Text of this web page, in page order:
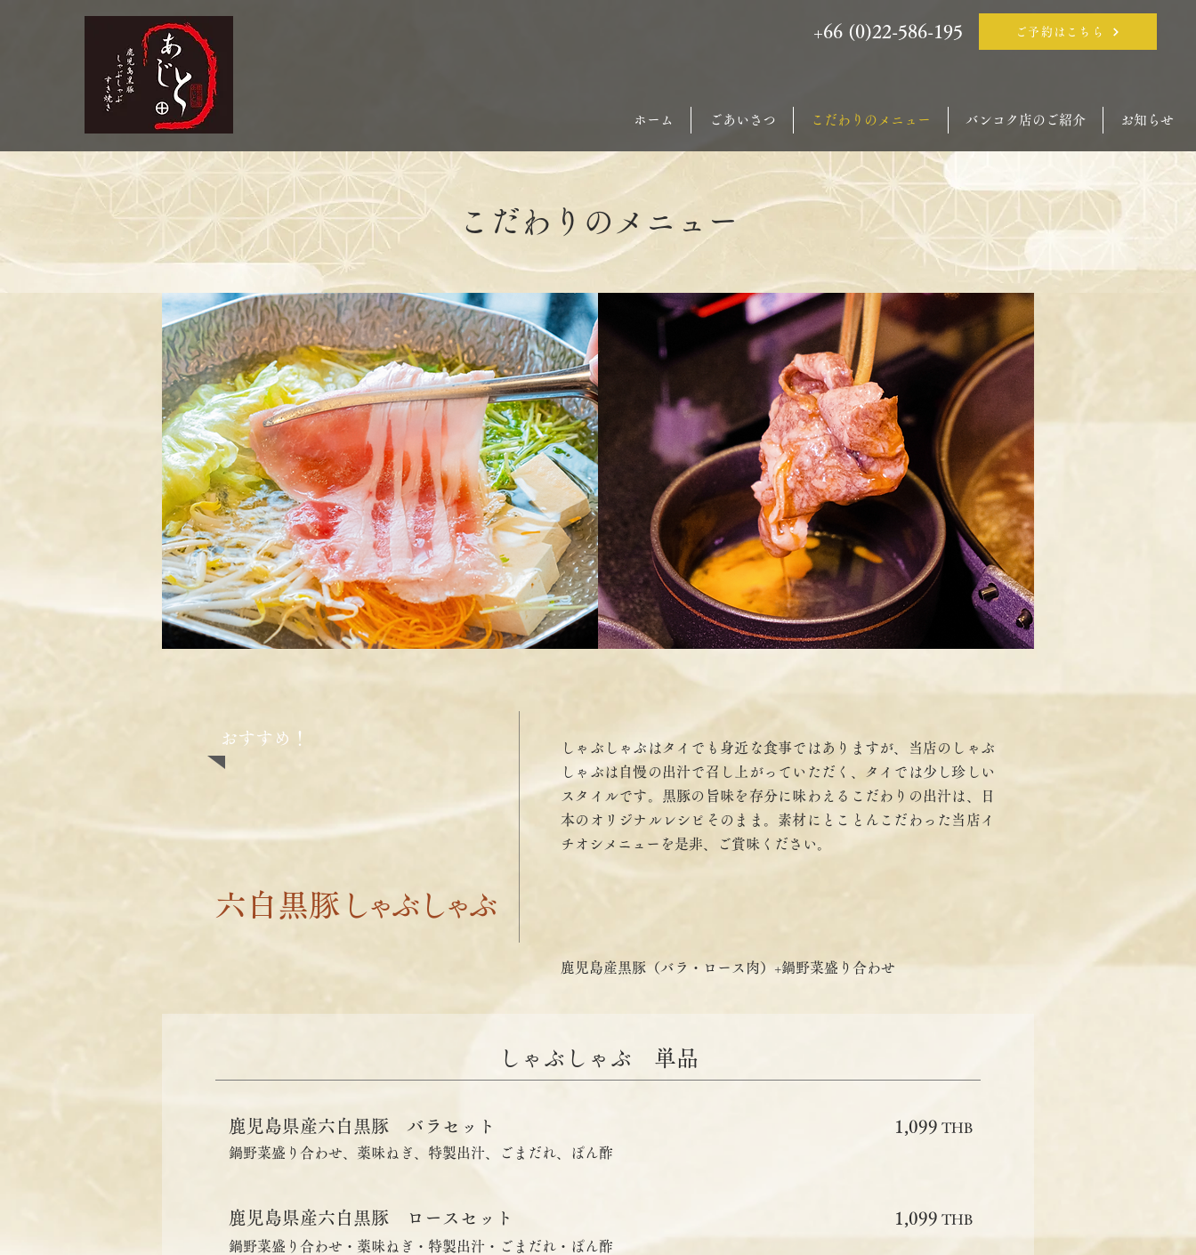
+66 (0)22-586-195 ご予約はこちら
ホーム ごあいさつ こだわりのメニュー バンコク店のご紹介 お知らせ
こだわりのメニュー
おすすめ！
六白黒豚しゃぶしゃぶ
しゃぶしゃぶはタイでも身近な食事ではありますが、当店のしゃぶ
しゃぶは自慢の出汁で召し上がっていただく、タイでは少し珍しい
スタイルです。黒豚の旨味を存分に味わえるこだわりの出汁は、日
本のオリジナルレシピそのまま。素材にとことんこだわった当店イ
チオシメニューを是非、ご賞味ください。
鹿児島産黒豚（バラ・ロース肉）+鍋野菜盛り合わせ
しゃぶしゃぶ 単品
鹿児島県産六白黒豚 バラセット 1,099 THB
鍋野菜盛り合わせ、薬味ねぎ、特製出汁、ごまだれ、ぽん酢
鹿児島県産六白黒豚 ロースセット 1,099 THB
鍋野菜盛り合わせ・薬味ねぎ・特製出汁・ごまだれ・ぽん酢